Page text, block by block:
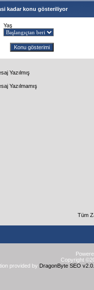
kadar konu gösteriliyor
Yaş
Yazılmış
Yazılmamış
Tüm
Copyright
provided by DragonByte SEO